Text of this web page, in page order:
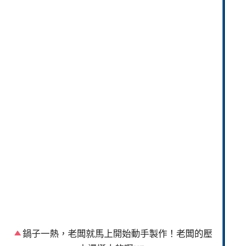
鍋子一熱，老闆就馬上開始動手製作！老闆的壓